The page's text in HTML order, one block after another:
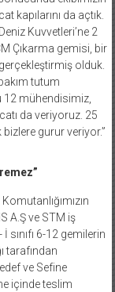
kapılarını da açtık.
Kuvvetleri’ne 2
Çıkarma gemisi, bir
olduk.
tutum
12 mühendisimiz,
da veriyoruz. 25
gurur veriyor.”
A.Ş ve STM iş
sınıfı 6-12 gemilerin
tarafından
ve Sefine
içinde teslim